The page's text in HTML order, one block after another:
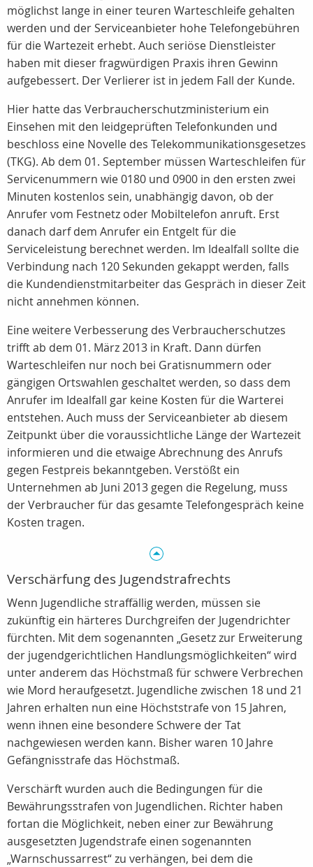
möglichst lange in einer teuren Warteschleife gehalten
werden und der Serviceanbieter hohe Telefongebühren
für die Wartezeit erhebt. Auch seriöse Dienstleister
haben mit dieser fragwürdigen Praxis ihren Gewinn
aufgebessert. Der Verlierer ist in jedem Fall der Kunde.
Hier hatte das Verbraucherschutzministerium ein
Einsehen mit den leidgeprüften Telefonkunden und
beschloss eine Novelle des Telekommunikationsgesetzes
(TKG). Ab dem 01. September müssen Warteschleifen für
Servicenummern wie 0180 und 0900 in den ersten zwei
Minuten kostenlos sein, unabhängig davon, ob der
Anrufer vom Festnetz oder Mobiltelefon anruft. Erst
danach darf dem Anrufer ein Entgelt für die
Serviceleistung berechnet werden. Im Idealfall sollte die
Verbindung nach 120 Sekunden gekappt werden, falls
die Kundendienstmitarbeiter das Gespräch in dieser Zeit
nicht annehmen können.
Eine weitere Verbesserung des Verbraucherschutzes
trifft ab dem 01. März 2013 in Kraft. Dann dürfen
Warteschleifen nur noch bei Gratisnummern oder
gängigen Ortswahlen geschaltet werden, so dass dem
Anrufer im Idealfall gar keine Kosten für die Warterei
entstehen. Auch muss der Serviceanbieter ab diesem
Zeitpunkt über die voraussichtliche Länge der Wartezeit
informieren und die etwaige Abrechnung des Anrufs
gegen Festpreis bekanntgeben. Verstößt ein
Unternehmen ab Juni 2013 gegen die Regelung, muss
der Verbraucher für das gesamte Telefongespräch keine
Kosten tragen.
Verschärfung des Jugendstrafrechts
Wenn Jugendliche straffällig werden, müssen sie
zukünftig ein härteres Durchgreifen der Jugendrichter
fürchten. Mit dem sogenannten „Gesetz zur Erweiterung
der jugendgerichtlichen Handlungsmöglichkeiten“ wird
unter anderem das Höchstmaß für schwere Verbrechen
wie Mord heraufgesetzt. Jugendliche zwischen 18 und 21
Jahren erhalten nun eine Höchststrafe von 15 Jahren,
wenn ihnen eine besondere Schwere der Tat
nachgewiesen werden kann. Bisher waren 10 Jahre
Gefängnisstrafe das Höchstmaß.
Verschärft wurden auch die Bedingungen für die
Bewährungsstrafen von Jugendlichen. Richter haben
fortan die Möglichkeit, neben einer zur Bewährung
ausgesetzten Jugendstrafe einen sogenannten
„Warnschussarrest“ zu verhängen, bei dem die